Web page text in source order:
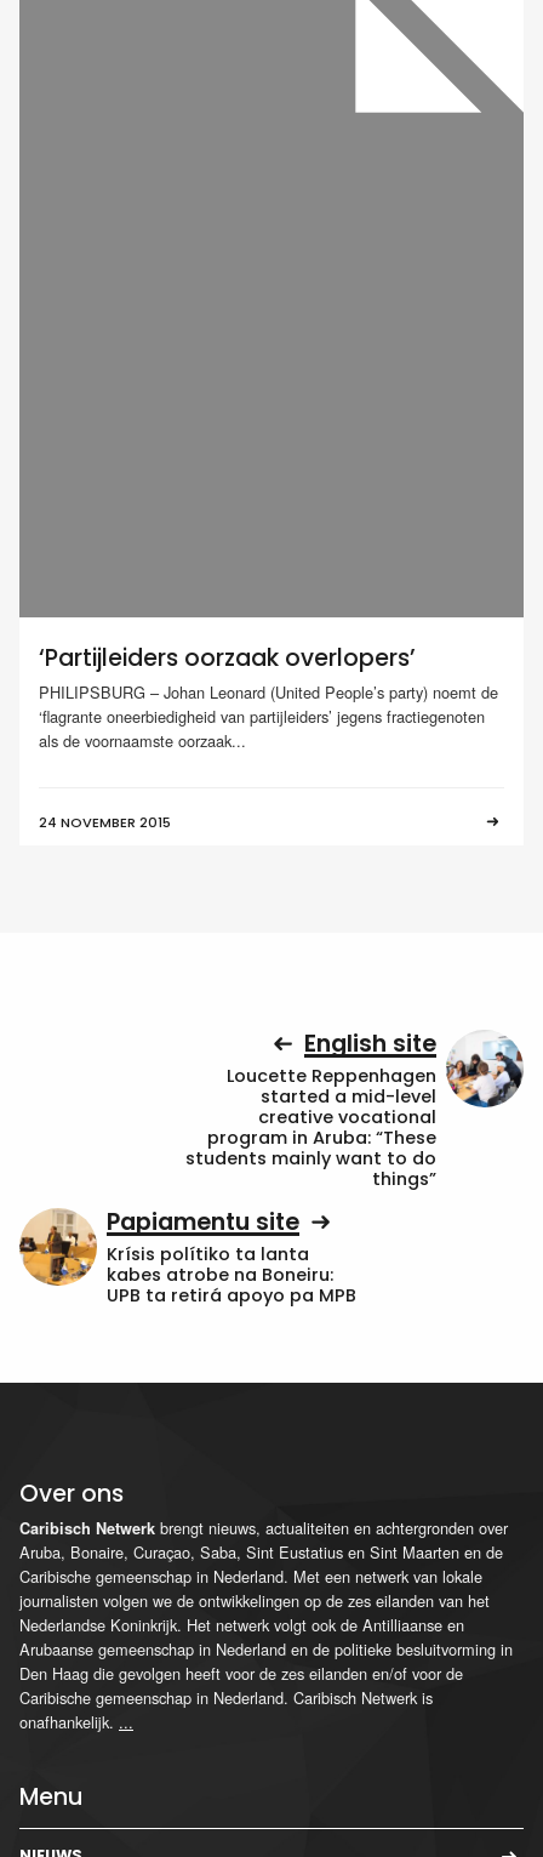
‘Partijleiders oorzaak overlopers’
PHILIPSBURG – Johan Leonard (United People’s party) noemt de
‘flagrante oneerbiedigheid van partijleiders’ jegens fractiegenoten
als de voornaamste oorzaak...
24 NOVEMBER 2015
English site
Loucette Reppenhagen
started a mid-level
creative vocational
program in Aruba: “These
students mainly want to do
things”
Papiamentu site
Krísis polítiko ta lanta
kabes atrobe na Boneiru:
UPB ta retirá apoyo pa MPB
Over ons
Caribisch Netwerk brengt nieuws, actualiteiten en achtergronden over
Aruba, Bonaire, Curaçao, Saba, Sint Eustatius en Sint Maarten en de
Caribische gemeenschap in Nederland. Met een netwerk van lokale
journalisten volgen we de ontwikkelingen op de zes eilanden van het
Nederlandse Koninkrijk. Het netwerk volgt ook de Antilliaanse en
Arubaanse gemeenschap in Nederland en de politieke besluitvorming in
Den Haag die gevolgen heeft voor de zes eilanden en/of voor de
Caribische gemeenschap in Nederland. Caribisch Netwerk is
onafhankelijk. ...
Menu